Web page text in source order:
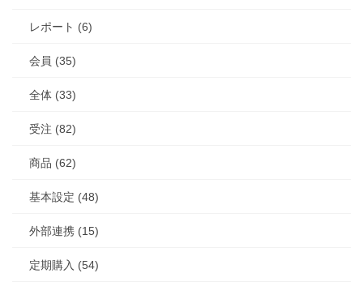
レポート (6)
会員 (35)
全体 (33)
受注 (82)
商品 (62)
基本設定 (48)
外部連携 (15)
定期購入 (54)